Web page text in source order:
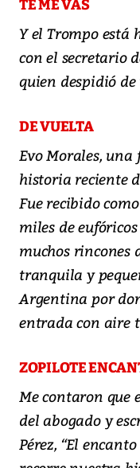
TE ME VAS
Y el Trompo está
con el secretario
quien despidió
DE VUELTA
Evo Morales,
historia reciente
Fue recibido
miles de
muchos rincones
tranquila y
Argentina por
entrada con aire
ZOPILOTE
Me contaron que
del abogado y
Pérez, “El